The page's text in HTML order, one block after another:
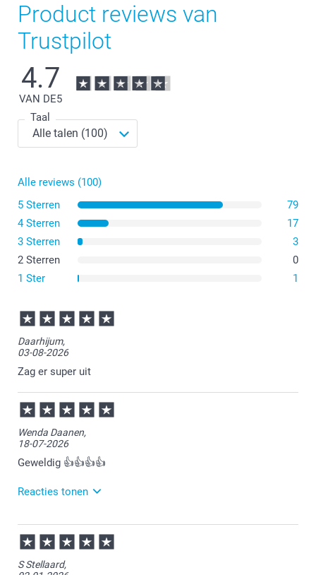
Product reviews van
Trustpilot
4.7
VAN DE5
Taal
Alle reviews (100)
5 Sterren
79
4 Sterren
17
3 Sterren
3
2 Sterren
0
1 Ster
1
Daarhijum,
03-08-2026
Zag er super uit
Wenda Daanen,
18-07-2026
Geweldig 👍👍👍👍
Reacties tonen
20-07-2026
14:46
Bedankt voor je review. Leuk om te horen dat je een
kussen bij ons hebt gemaakt en hier tevreden over
S Stellaard,